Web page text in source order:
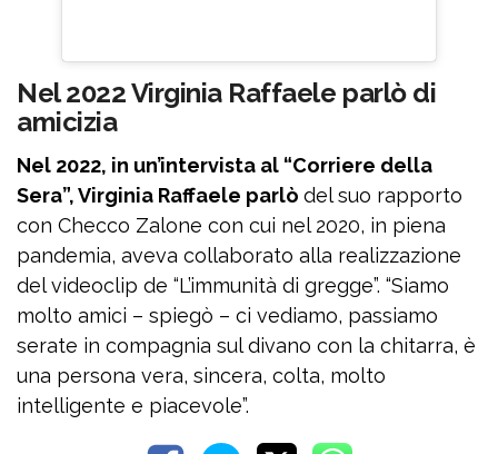
Nel 2022 Virginia Raffaele parlò di
amicizia
Nel 2022, in un’intervista al “Corriere della
Sera”, Virginia Raffaele parlò del suo rapporto
con Checco Zalone con cui nel 2020, in piena
pandemia, aveva collaborato alla realizzazione
del videoclip de “L’immunità di gregge”. “Siamo
molto amici – spiegò – ci vediamo, passiamo
serate in compagnia sul divano con la chitarra, è
una persona vera, sincera, colta, molto
intelligente e piacevole”.